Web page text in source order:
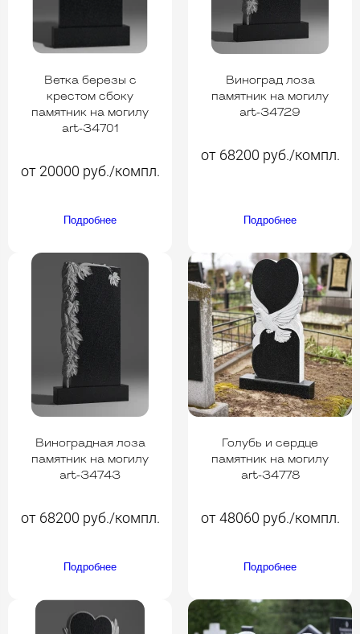
Ветка березы с
крестом сбоку
памятник на могилу
art-34701
от 20000 руб./компл.
Подробнее
Виноград лоза
памятник на могилу
art-34729
от 68200 руб./компл.
Подробнее
Виноградная лоза
памятник на могилу
art-34743
от 68200 руб./компл.
Подробнее
Голубь и сердце
памятник на могилу
art-34778
от 48060 руб./компл.
Подробнее